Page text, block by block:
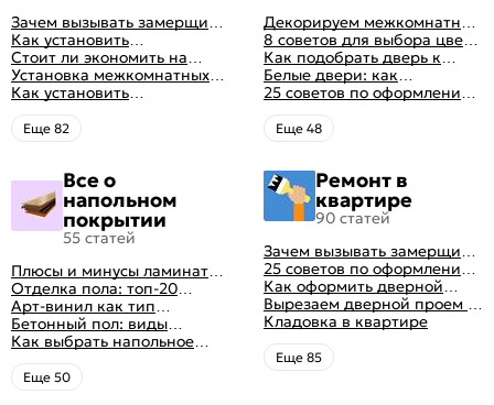
Зачем вызывать замерщика
для установки дверей
Как установить
межкомнатную дверь
самостоятельно: советы
профессионала
Стоит ли экономить на
установке дверей
Установка межкомнатных
дверей своими руками:
правила монтажа,
инструкция и полезные
советы
Как установить
металлические двери в
квартире
Eще 82
Декорируем межкомнатные
двери в стиле винтаж
своими руками (с
оригинальными фото-
идеями)
8 советов для выбора цвета
межкомнатных дверей
Как подобрать дверь к
интерьеру квартиры
Белые двери: как
гармонично вписать их в
интерьер
25 советов по оформлению
дверного проема без двери
+ 50 фото
Eще 48
Все о
напольном
покрытии
55 статей
Плюсы и минусы ламината:
как выбрать качественное
напольное покрытие
Отделка пола: топ-20
вариантов напольных
покрытий
Арт-винил как тип
напольного покрытия
Бетонный пол: виды
конструкций и технология
заливки
Как выбрать напольное
покрытие: плюсы и минусы
всех вариантов на
современном рынке
Eще 50
Ремонт в
квартире
90 статей
Зачем вызывать замерщика
для установки дверей
25 советов по оформлению
дверного проема без двери
+ 50 фото
Как оформить дверной
проем без двери
Вырезаем дверной проем в
различных материалах
стены
Кладовка в квартире
Eще 85